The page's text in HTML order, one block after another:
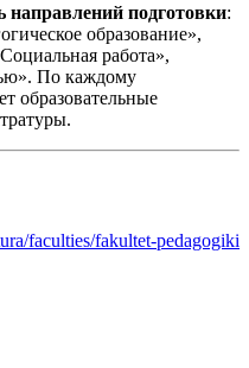
направлений подготовки:
образование»,
работа»,
По каждому
образовательные
faculties/fakultet-pedagogiki